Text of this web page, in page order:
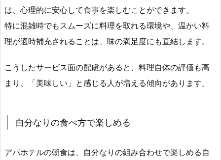
は、心理的に安心して食事を楽しむことができます。
特に混雑時でもスムーズに料理を取れる環境や、温かい料
理が適時補充されることは、味の満足度にも直結します。
こうしたサービス面の配慮があると、料理自体の評価も高
まり、「美味しい」と感じる人が増える傾向があります。
自分なりの食べ方で楽しめる
アパホテルの朝食は、自分なりの組み合わせで楽しめる自